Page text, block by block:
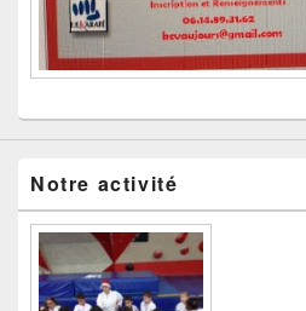
Notre activité